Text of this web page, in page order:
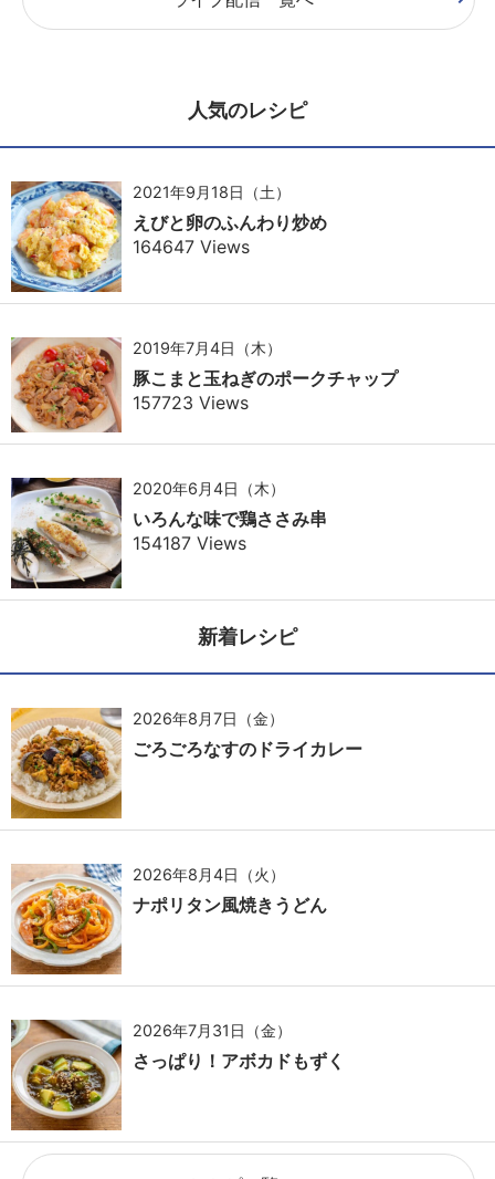
人気のレシピ
2021年9月18日（土）
えびと卵のふんわり炒め
164647 Views
2019年7月4日（木）
豚こまと玉ねぎのポークチャップ
157723 Views
2020年6月4日（木）
いろんな味で鶏ささみ串
154187 Views
新着レシピ
2026年8月7日（金）
ごろごろなすのドライカレー
2026年8月4日（火）
ナポリタン風焼きうどん
2026年7月31日（金）
さっぱり！アボカドもずく